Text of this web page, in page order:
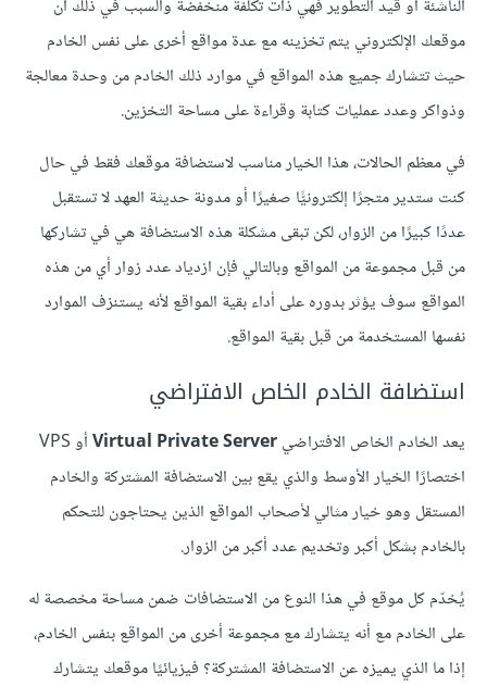
الناشئة أو قيد التطوير فهي ذات تكلفة منخفضة والسبب في ذلك أن
موقعك الإلكتروني يتم تخزينه مع عدة مواقع أخرى على نفس الخادم
حيث تتشارك جميع هذه المواقع في موارد ذلك الخادم من وحدة معالجة
وذواكر وعدد عمليات كتابة وقراءة على مساحة التخزين.
في معظم الحالات، هذا الخيار مناسب لاستضافة موقعك فقط في حال
كنت ستدير متجرًا إلكترونيًّا صغيرًا أو مدونة حديثة العهد لا تستقبل
عددًا كبيرًا من الزوار، لكن تبقى مشكلة هذه الاستضافة هي في تشاركها
من قبل مجموعة من المواقع وبالتالي فإن ازدياد عدد زوار أي من هذه
المواقع سوف يؤثر بدوره على أداء بقية المواقع لأنه يستنزف الموارد
نفسها المستخدمة من قبل بقية المواقع.
استضافة الخادم الخاص الافتراضي
يعد الخادم الخاص الافتراضيVirtual Private Server
أو ‏VPS
اختصارًا الخيار الأوسط والذي يقع بين الاستضافة المشتركة والخادم
المستقل وهو خيار مثالي لأصحاب المواقع الذين يحتاجون للتحكم
بالخادم بشكل أكبر وتخديم عدد أكبر من الزوار.
يُخدّم كل موقع في هذا النوع من الاستضافات ضمن مساحة مخصصة له
على الخادم مع أنه يتشارك مع مجموعة أخرى من المواقع بنفس الخادم،
إذا ما الذي يميزه عن الاستضافة المشتركة؟ فيزيائيًا موقعك يتشارك